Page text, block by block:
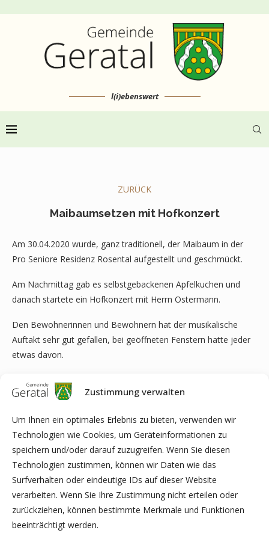
Zustimmung verwalten
Um Ihnen ein optimales Erlebnis zu bieten, verwenden wir
Technologien wie Cookies, um Geräteinformationen zu
speichern und/oder darauf zuzugreifen. Wenn Sie diesen
Technologien zustimmen, können wir Daten wie das
Surfverhalten oder eindeutige IDs auf dieser Website
verarbeiten. Wenn Sie Ihre Zustimmung nicht erteilen oder
zurückziehen, können bestimmte Merkmale und Funktionen
beeinträchtigt werden.
l(i)ebenswert
ZURÜCK
Maibaumsetzen mit Hofkonzert
Am 30.04.2020 wurde, ganz traditionell, der Maibaum in der
Pro Seniore Residenz Rosental aufgestellt und geschmückt.
Am Nachmittag gab es selbstgebackenen Apfelkuchen und
danach startete ein Hofkonzert mit Herrn Ostermann.
Den Bewohnerinnen und Bewohnern hat der musikalische
Auftakt sehr gut gefallen, bei geöffneten Fenstern hatte jeder
etwas davon.